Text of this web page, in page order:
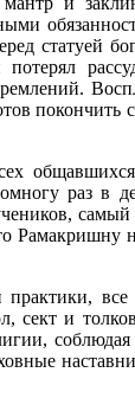
статуей
потерял
покончить с
раз в
Рамакришну
сект и